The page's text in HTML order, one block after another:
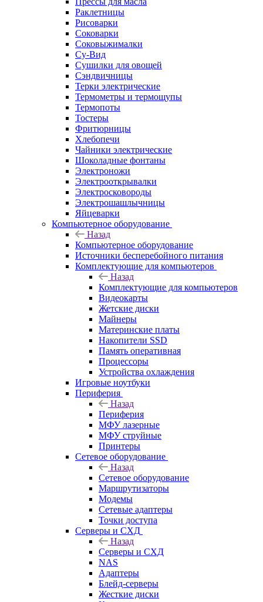
Раклетницы
Рисоварки
Соковарки
Соковыжималки
Су-Вид
Сушилки для овощей
Сэндвичницы
Терки электрические
Термометры и термощупы
Термопоты
Тостеры
Фритюрницы
Хлебопечи
Чайники электрические
Шоколадные фонтаны
Электроножи
Электрооткрывалки
Электросковороды
Электрошашлычницы
Яйцеварки
Компьютерное оборудование
Назад
Компьютерное оборудование
Источники бесперебойного питания
Комплектующие для компьютеров
Назад
Комплектующие для компьютеров
Видеокарты
Жетские диски
Майнеры
Материнские платы
Накопители SSD
Память оперативная
Процессоры
Устройства охлаждения
Игровые ноутбуки
Периферия
Назад
Периферия
МФУ лазерные
МФУ струйные
Принтеры
Сетевое оборудование
Назад
Сетевое оборудование
Маршрутизаторы
Модемы
Сетевые адаптеры
Точки доступа
Серверы и СХД
Назад
Серверы и СХД
NAS
Адаптеры
Блейд-серверы
Жесткие диски